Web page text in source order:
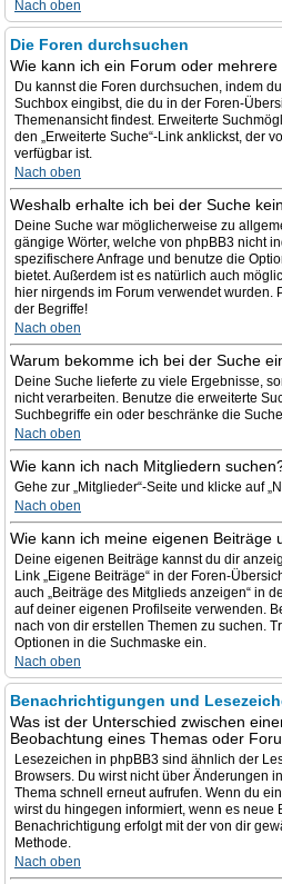
Nach oben
Die Foren durchsuchen
Wie kann ich ein Forum oder
Du kannst die Foren durchsuchen, indem
Suchbox eingibst, die du in der Foren-
Themenansicht findest. Erweiterte
den „Erweiterte Suche“-Link anklickst, der
verfügbar ist.
Nach oben
Weshalb erhalte ich bei der Suche
Deine Suche war möglicherweise zu
gängige Wörter, welche von phpBB3 nicht
spezifischere Anfrage und benutze die
bietet. Außerdem ist es natürlich auch
hier nirgends im Forum verwendet wurden.
der Begriffe!
Nach oben
Warum bekomme ich bei der Suche
Deine Suche lieferte zu viele Ergebnisse,
nicht verarbeiten. Benutze die erweiterte
Suchbegriffe ein oder beschränke die
Nach oben
Wie kann ich nach Mitgliedern
Gehe zur „Mitglieder“-Seite und klicke auf
Nach oben
Wie kann ich meine eigenen Beiträge
Deine eigenen Beiträge kannst du dir
Link „Eigene Beiträge“ in der Foren-
auch „Beiträge des Mitglieds anzeigen“ in
auf deiner eigenen Profilseite verwenden.
nach von dir erstellen Themen zu suchen.
Optionen in die Suchmaske ein.
Nach oben
Benachrichtigungen und
Was ist der Unterschied zwischen
Beobachtung eines Themas oder
Lesezeichen in phpBB3 sind ähnlich der
Browsers. Du wirst nicht über Änderungen
Thema schnell erneut aufrufen. Wenn du
wirst du hingegen informiert, wenn es neue
Benachrichtigung erfolgt mit der von dir
Methode.
Nach oben